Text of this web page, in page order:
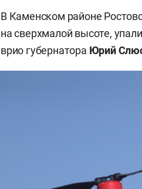
В Каменском районе
на сверхмалой высоте,
врио губернатора Юрий